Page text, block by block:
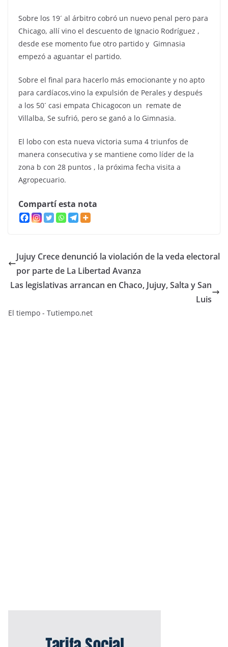
Sobre los 19´ al árbitro cobró un nuevo penal pero para
Chicago, allí vino el descuento de Ignacio Rodríguez ,
desde ese momento fue otro partido y Gimnasia
empezó a aguantar el partido.
Sobre el final para hacerlo más emocionante y no apto
para cardíacos,vino la expulsión de Perales y después
a los 50´ casi empata Chicagocon un remate de
Villalba, Se sufrió, pero se ganó a lo Gimnasia.
El lobo con esta nueva victoria suma 4 triunfos de
manera consecutiva y se mantiene como líder de la
zona b con 28 puntos , la próxima fecha visita a
Agropecuario.
Compartí esta nota
Jujuy Crece denunció la violación de la veda electoral
por parte de La Libertad Avanza
Las legislativas arrancan en Chaco, Jujuy, Salta y San
Luis
El tiempo - Tutiempo.net